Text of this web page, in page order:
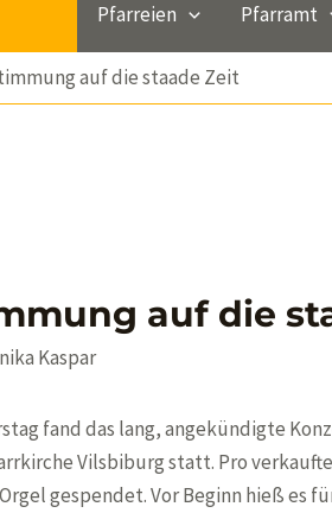
Pfarreien Pfarramt
auf die staade Zeit
auf die
Kaspar
fand das lang, angekündigte
Vilsbiburg statt. Pro
gespendet. Vor Beginn hieß es